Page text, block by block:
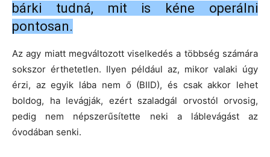
bárki tudná, mit is kéne operálni
pontosan.
Az agy miatt megváltozott viselkedés a többség számára
sokszor érthetetlen. Ilyen például az, mikor valaki úgy
érzi, az egyik lába nem ő (BIID), és csak akkor lehet
boldog, ha levágják, ezért szaladgál orvostól orvosig,
pedig nem népszerűsítette neki a láblevágást az
óvodában senki.